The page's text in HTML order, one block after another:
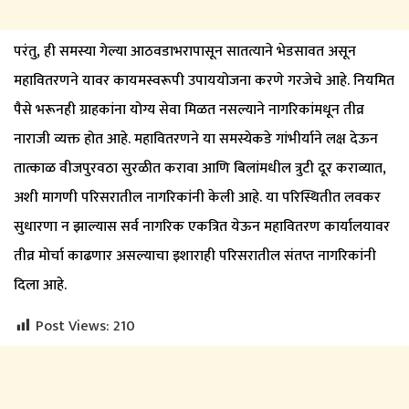
​परंतु, ही समस्या गेल्या आठवडाभरापासून सातत्याने भेडसावत असून
महावितरणने यावर कायमस्वरूपी उपाययोजना करणे गरजेचे आहे. नियमित
पैसे भरूनही ग्राहकांना योग्य सेवा मिळत नसल्याने नागरिकांमधून तीव्र
नाराजी व्यक्त होत आहे. महावितरणने या समस्येकडे गांभीर्याने लक्ष देऊन
तात्काळ वीजपुरवठा सुरळीत करावा आणि बिलांमधील त्रुटी दूर कराव्यात,
अशी मागणी परिसरातील नागरिकांनी केली आहे. या परिस्थितीत लवकर
सुधारणा न झाल्यास सर्व नागरिक एकत्रित येऊन महावितरण कार्यालयावर
तीव्र मोर्चा काढणार असल्याचा इशाराही परिसरातील संतप्त नागरिकांनी
दिला आहे.
Post Views:210